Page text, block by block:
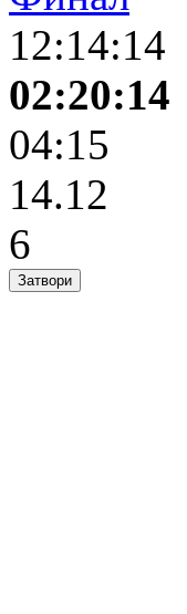
12:14:14
02:20:14
04:15
14.12
6
Затвори